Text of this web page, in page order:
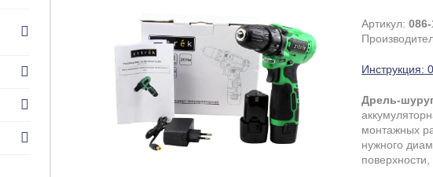
Артикул:
Инструкция:
Дрель-
монтажных
нужного
поверхности,